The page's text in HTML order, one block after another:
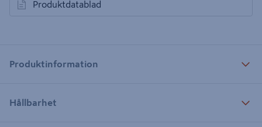
Produktdatablad
öppnas i en ny flik
Produktinformation
Hållbarhet